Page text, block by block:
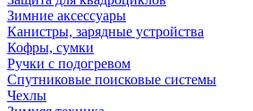
Зимние аксессуары
Канистры, зарядные устройства
Кофры, сумки
Ручки с подогревом
Спутниковые поисковые системы
Чехлы